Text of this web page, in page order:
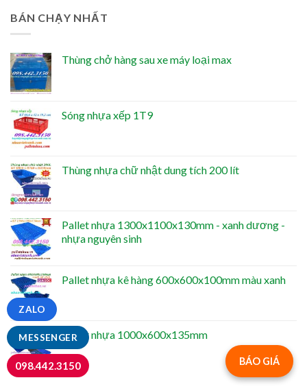
BÁN CHẠY NHẤT
Thùng chở hàng sau xe máy loại max
Sóng nhựa xếp 1T9
Thùng nhựa chữ nhật dung tích 200 lít
Pallet nhựa 1300x1100x130mm - xanh dương -
nhựa nguyên sinh
Pallet nhựa kê hàng 600x600x100mm màu xanh
Pallet nhựa 1000x600x135mm
BÁO GIÁ
MESSENGER
ZALO
098.442.3150